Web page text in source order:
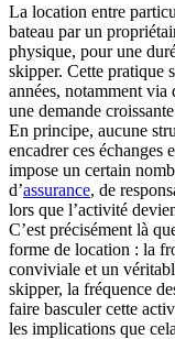
La location entre
bateau par un
physique, pour une
skipper. Cette pratique
années, notamment via
une demande
En principe, aucune
encadrer ces échanges
impose un certain
d’assurance, de
lors que l’activité
C’est précisément là
forme de location : la
conviviale et un
skipper, la fréquence
faire basculer cette
les implications que